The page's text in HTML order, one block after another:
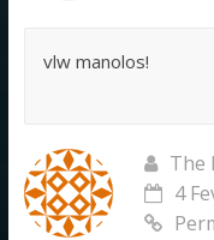
vlw manolos!
The
4